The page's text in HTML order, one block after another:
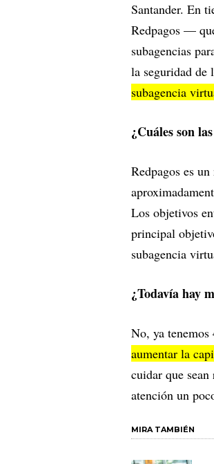
Santander. En
Redpagos —
subagencias
la seguridad de
subagencia
¿Cuáles son
Redpagos es
Los objetivos
principal
subagencia
¿Todavía hay
No, ya tenemos
aumentar la
cuidar que
atención un
MIRA TAMBIÉN